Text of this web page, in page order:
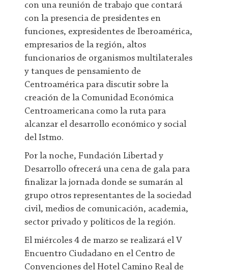
con una reunión de trabajo que contará
con la presencia de presidentes en
funciones, expresidentes de Iberoamérica,
empresarios de la región, altos
funcionarios de organismos multilaterales
y tanques de pensamiento de
Centroamérica para discutir sobre la
creación de la Comunidad Económica
Centroamericana como la ruta para
alcanzar el desarrollo económico y social
del Istmo.
Por la noche, Fundación Libertad y
Desarrollo ofrecerá una cena de gala para
finalizar la jornada donde se sumarán al
grupo otros representantes de la sociedad
civil, medios de comunicación, academia,
sector privado y políticos de la región.
El miércoles 4 de marzo se realizará el V
Encuentro Ciudadano en el Centro de
Convenciones del Hotel Camino Real de